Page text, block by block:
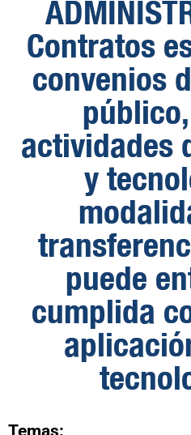
Contratos
convenios
actividades
y
puede
cumplida
Temas: